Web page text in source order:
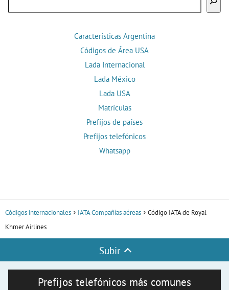
Características Argentina
Códigos de Área USA
Lada Internacional
Lada México
Lada USA
Matrículas
Prefijos de países
Prefijos telefónicos
Whatsapp
Códigos internacionales IATA Compañías aéreas
Código IATA de Royal
Khmer Airlines
Subir
Prefijos telefónicos más comunes